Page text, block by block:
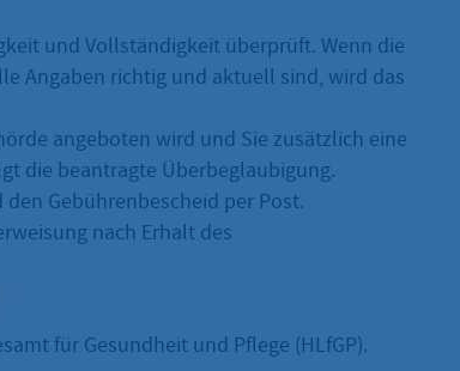
und Vollständigkeit überprüft. Wenn die
Angaben richtig und aktuell sind, wird das
angeboten wird und Sie zusätzlich eine
die beantragte Überbeglaubigung.
Gebührenbescheid per Post.
nach Erhalt des
für Gesundheit und Pflege (HLfGP).